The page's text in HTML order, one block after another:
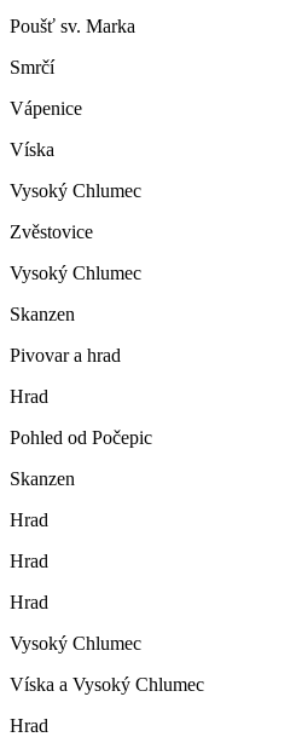
Poušť sv. Marka
Smrčí
Vápenice
Víska
Vysoký Chlumec
Zvěstovice
Vysoký Chlumec
Skanzen
Pivovar a hrad
Hrad
Pohled od Počepic
Skanzen
Hrad
Hrad
Hrad
Vysoký Chlumec
Víska a Vysoký Chlumec
Hrad